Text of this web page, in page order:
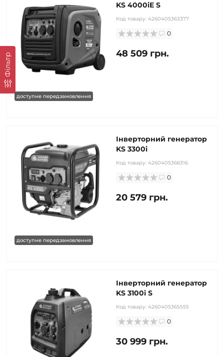
Фільтр
доступне передзамовлення
KS 4000iE S
Код товару: 4260405363377
0
48 509 грн.
доступне передзамовлення
Інверторний генератор
KS 3300i
Код товару: 4260405366316
0
20 579 грн.
Інверторний генератор
KS 3100i S
Код товару: 4260405365555
0
30 999 грн.